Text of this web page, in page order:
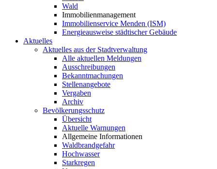
Wald
Immobilienmanagement
Immobilienservice Menden (ISM)
Energieausweise städtischer Gebäude
Aktuelles
Aktuelles aus der Stadtverwaltung
Alle aktuellen Meldungen
Ausschreibungen
Bekanntmachungen
Stellenangebote
Vergaben
Archiv
Bevölkerungsschutz
Übersicht
Aktuelle Warnungen
Allgemeine Informationen
Waldbrandgefahr
Hochwasser
Starkregen